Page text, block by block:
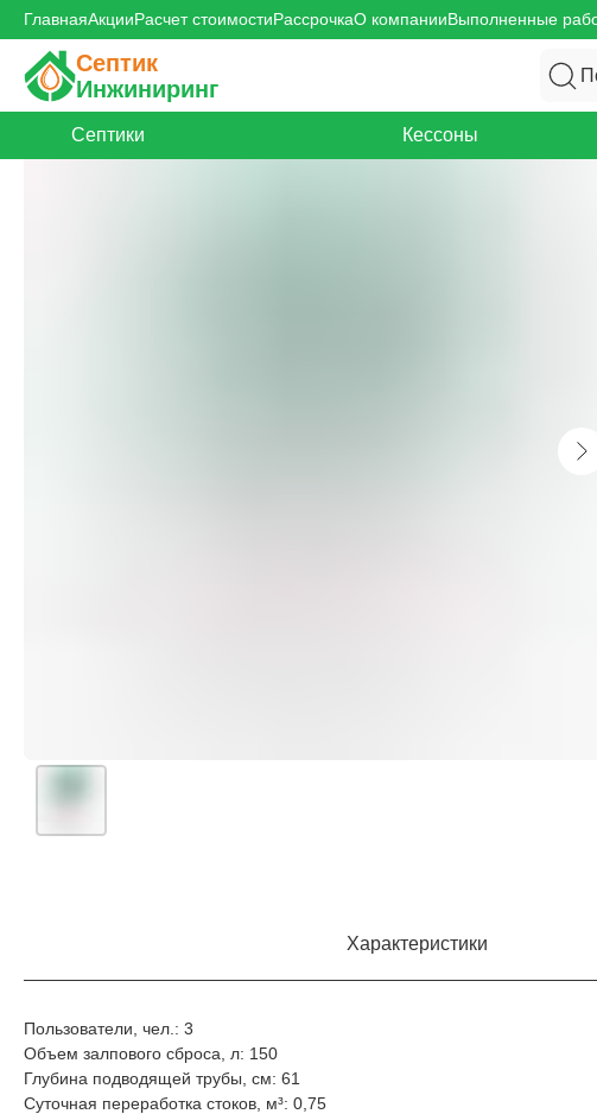
ГлавнаяАкцииРасчет стоимостиРассрочкаО компанииВыполненные
Септик
Инжиниринг
Септики Кессоны
Характеристики
Пользователи, чел.: 3
Объем залпового сброса, л: 150
Глубина подводящей трубы, см: 61
Суточная переработка стоков, м³: 0,75